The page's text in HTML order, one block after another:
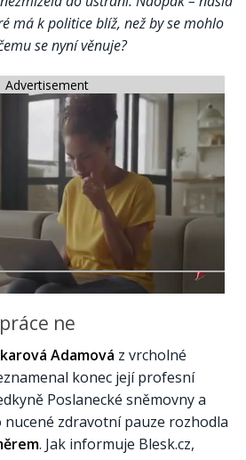
má k politice blíž, než by se mohlo
se nyní věnuje?
Advertisement
ne
Adamová z vrcholné
konec její profesní
Poslanecké sněmovny a
nucené zdravotní pauze rozhodla
. Jak informuje Blesk.cz,